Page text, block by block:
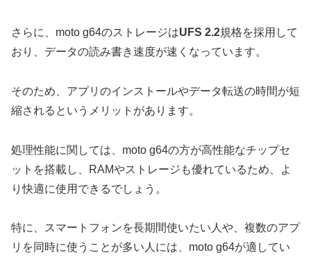
さらに、moto g64のストレージはUFS 2.2規格を採用して
おり、データの読み書き速度が速くなっています。
そのため、アプリのインストールやデータ転送の時間が短
縮されるというメリットがあります。
処理性能に関しては、moto g64の方が高性能なチップセ
ットを搭載し、RAMやストレージも優れているため、よ
り快適に使用できるでしょう。
特に、スマートフォンを長期間使いたい人や、複数のアプ
リを同時に使うことが多い人には、moto g64が適してい